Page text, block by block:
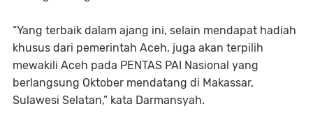
“Yang terbaik dalam ajang ini, selain mendapat hadiah
khusus dari pemerintah Aceh, juga akan terpilih
mewakili Aceh pada PENTAS PAI Nasional yang
berlangsung Oktober mendatang di Makassar,
Sulawesi Selatan,” kata Darmansyah.